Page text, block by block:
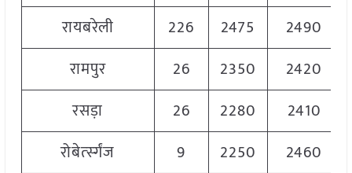
रायबरेली 226 2475 2490
रामपुर
26 2350 2420
रसड़ा
26 2280 2410
रोबेर्त्स्गंज
9 2250 2460